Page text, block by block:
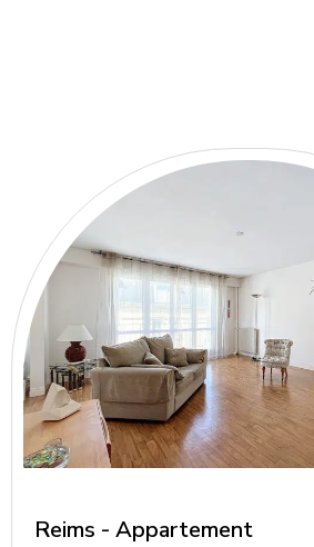
Reims - Appartement